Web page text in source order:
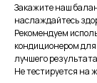
Закажите наш
наслаждайтесь
Рекомендуем
кондиционером для
лучшего
Не тестируется на